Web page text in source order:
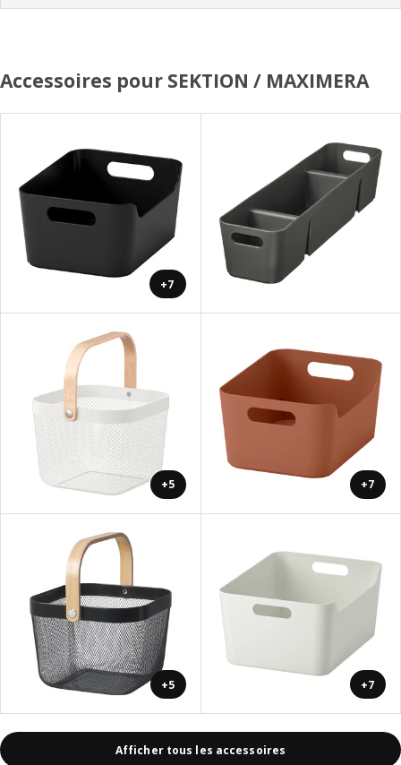
Accessoires pour SEKTION / MAXIMERA
+7
+5 +7
+5 +7
Afficher tous les accessoires